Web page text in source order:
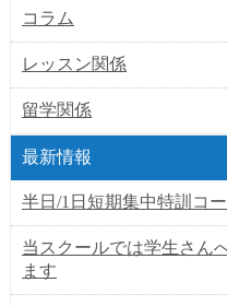
コラム
レッスン関係
留学関係
最新情報
半日/1日短期集中特訓コ
当スクールでは学生さん
ます